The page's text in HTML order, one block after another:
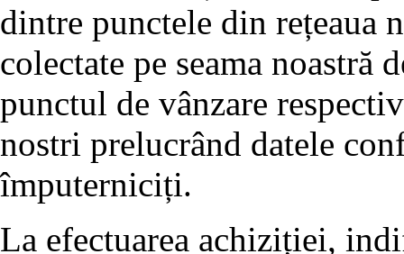
dintre punctele din rețeaua
colectate pe seama noastră
punctul de vânzare
nostri prelucrând datele
împuterniciți.
La efectuarea achiziției,